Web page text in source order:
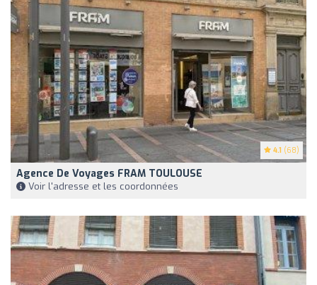
4.1 (68)
Agence De Voyages FRAM TOULOUSE
Voir l'adresse et les coordonnées